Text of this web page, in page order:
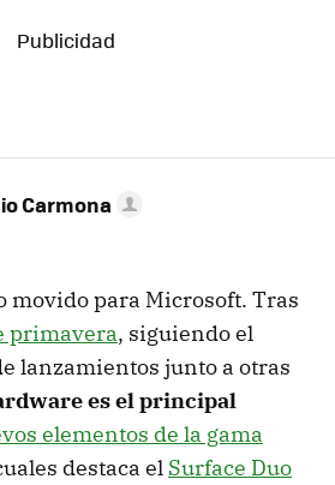
MAIL
Carmona
movido para Microsoft. Tras
primavera, siguiendo el
lanzamientos junto a otras
es el principal
elementos de la gama
destaca el Surface Duo